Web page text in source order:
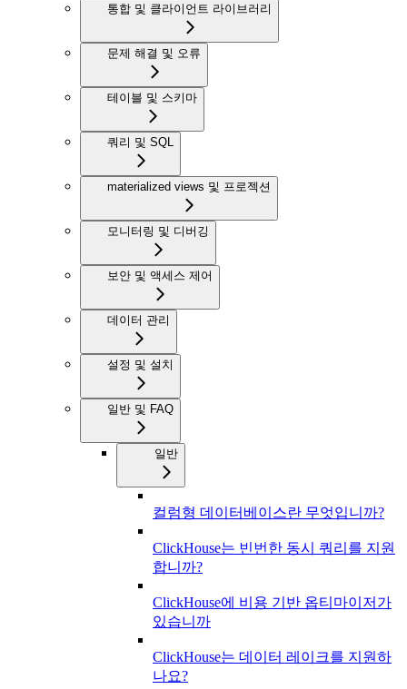
통합 및 클라이언트 라이브러리
문제 해결 및 오류
테이블 및 스키마
쿼리 및 SQL
materialized views 및 프로젝션
모니터링 및 디버깅
보안 및 액세스 제어
데이터 관리
설정 및 설치
일반 및 FAQ
일반
컬럼형 데이터베이스란 무엇입니까?
ClickHouse는 빈번한 동시 쿼리를 지원
합니까?
ClickHouse에 비용 기반 옵티마이저가
있습니까
ClickHouse는 데이터 레이크를 지원하
나요?